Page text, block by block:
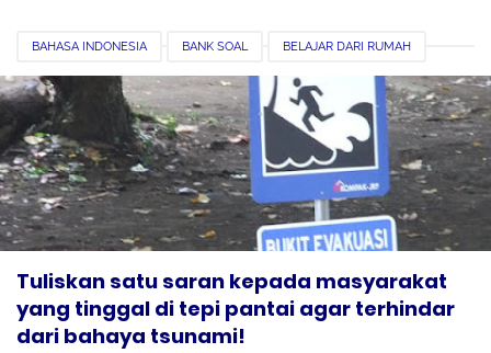
BAHASA INDONESIA BANK SOAL BELAJAR DARI RUMAH
KELAS 1 KELAS 2 KELAS 3 KUNCI JAWABAN
Tuliskan satu saran kepada masyarakat
yang tinggal di tepi pantai agar terhindar
dari bahaya tsunami!